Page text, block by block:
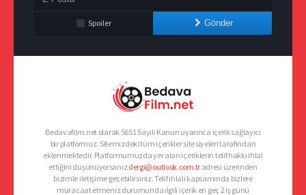
Spoiler Gönder
Bedavafilm.net olarak 5651 Sayılı Kanun uyarınca içerik sağlayıcı
bir platformuz. Sitemizdeki tüm içerikler site üyeleri tarafından
eklenmektedir. Platformumuzda yer alan içeriklerin telif hakkı ihlal
ettiğini düşünüyorsanızdergi@outlook.com.tr adresi üzerinden
bizimle iletişime geçebilirsiniz. Telif ihlali kapsamında bizlere
müracaat etmeniz durumunda ilgili içerik en geç 2 iş günü